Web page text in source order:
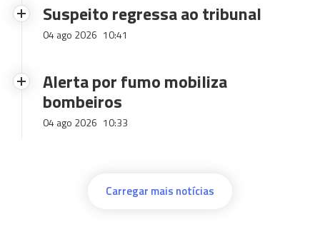
Suspeito regressa ao tribunal
04 ago 2026 10:41
Alerta por fumo mobiliza
bombeiros
04 ago 2026 10:33
Carregar mais notícias